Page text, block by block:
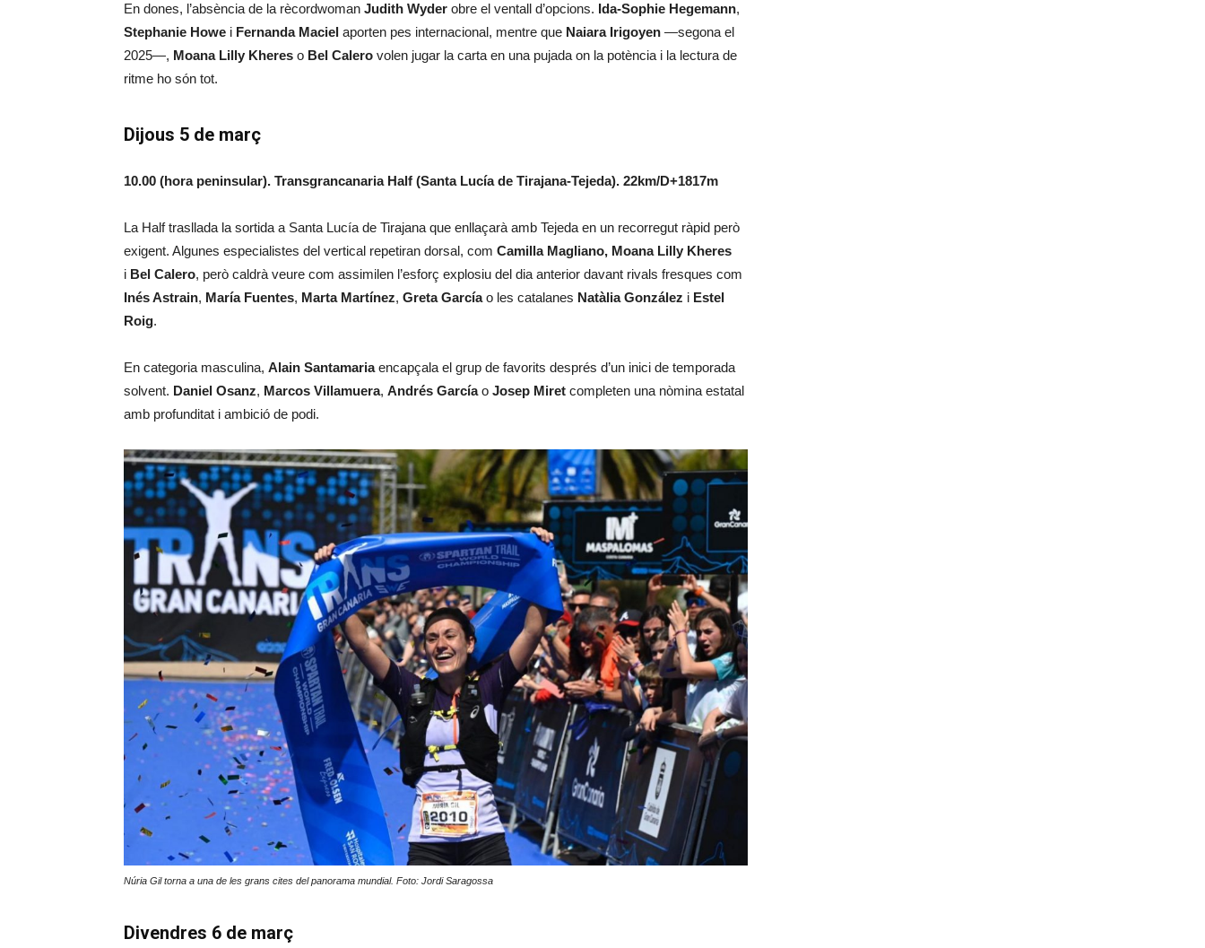
En dones, l’absència de la rècordwoman Judith Wyder obre el ventall d’opcions. Ida-Sophie Hegemann,
Stephanie Howe i Fernanda Maciel aporten pes internacional, mentre que Naiara Irigoyen —segona el
2025—, Moana Lilly Kheres o Bel Calero volen jugar la carta en una pujada on la potència i la lectura de
ritme ho són tot.
Dijous 5 de març
10.00 (hora peninsular). Transgrancanaria Half (Santa Lucía de Tirajana-Tejeda). 22km/D+1817m
La Half trasllada la sortida a Santa Lucía de Tirajana que enllaçarà amb Tejeda en un recorregut ràpid però
exigent. Algunes especialistes del vertical repetiran dorsal, com Camilla Magliano, Moana Lilly Kheres
i Bel Calero, però caldrà veure com assimilen l’esforç explosiu del dia anterior davant rivals fresques com
Inés Astrain, María Fuentes, Marta Martínez, Greta Garcíao les catalanes Natàlia González i Estel
Roig.
En categoria masculina, Alain Santamariaencapçala el grup de favorits després d’un inici de temporada
solvent. Daniel Osanz, Marcos Villamuera, Andrés Garcíao Josep Miret completen una nòmina estatal
amb profunditat i ambició de podi.
Núria Gil torna a una de les grans cites delpanorama mundial. Foto: Jordi Saragossa
Divendres 6 de març